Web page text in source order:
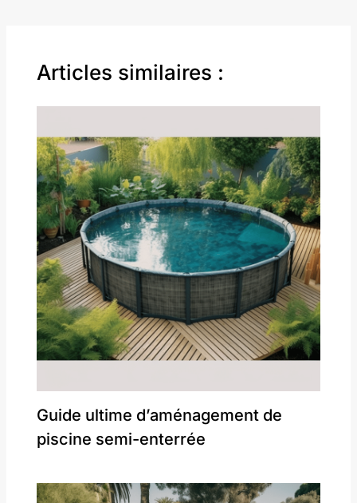
Articles similaires :
Guide ultime d’aménagement de
piscine semi-enterrée